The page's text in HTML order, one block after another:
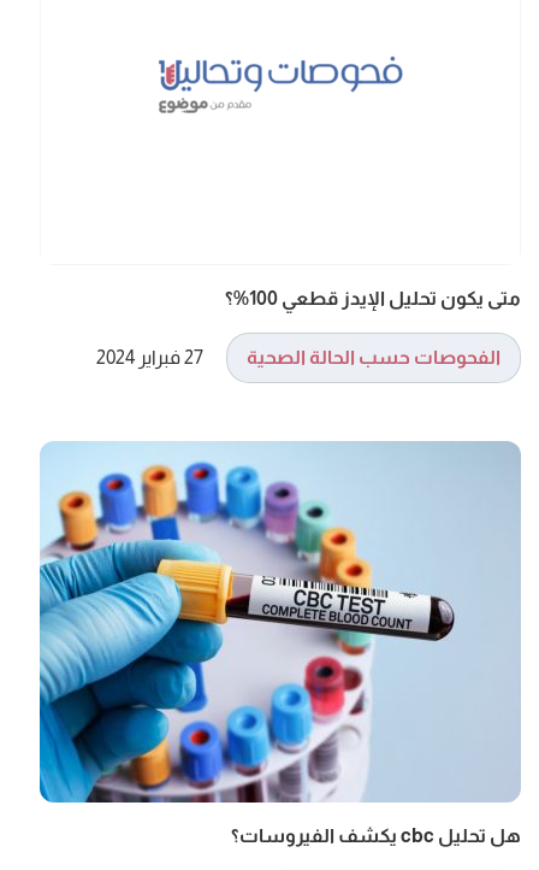
متى يكون تحليل الإيدز قطعي 100%؟
الفحوصات حسب الحالة الصحية 27 فبراير 2024
هل تحليل cbc يكشف الفيروسات؟